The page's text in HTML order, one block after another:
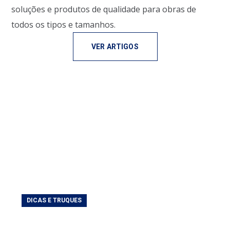
soluções e produtos de qualidade para obras de
todos os tipos e tamanhos.
VER ARTIGOS
DICAS E TRUQUES